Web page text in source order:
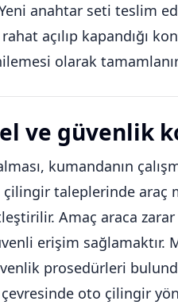
anahtar seti teslim
açılıp kapandığı
olarak
ve güvenlik
kumandanın
taleplerinde araç
Amaç araca
erişim sağlamaktır.
prosedürleri
oto çilingir